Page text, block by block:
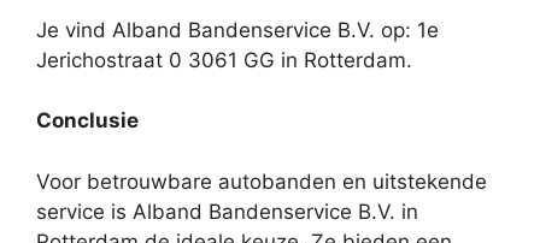
Je vind Alband Bandenservice B.V. op: 1e
Jerichostraat 0 3061 GG in Rotterdam.
Conclusie
Voor betrouwbare autobanden en uitstekende
service is Alband Bandenservice B.V. in